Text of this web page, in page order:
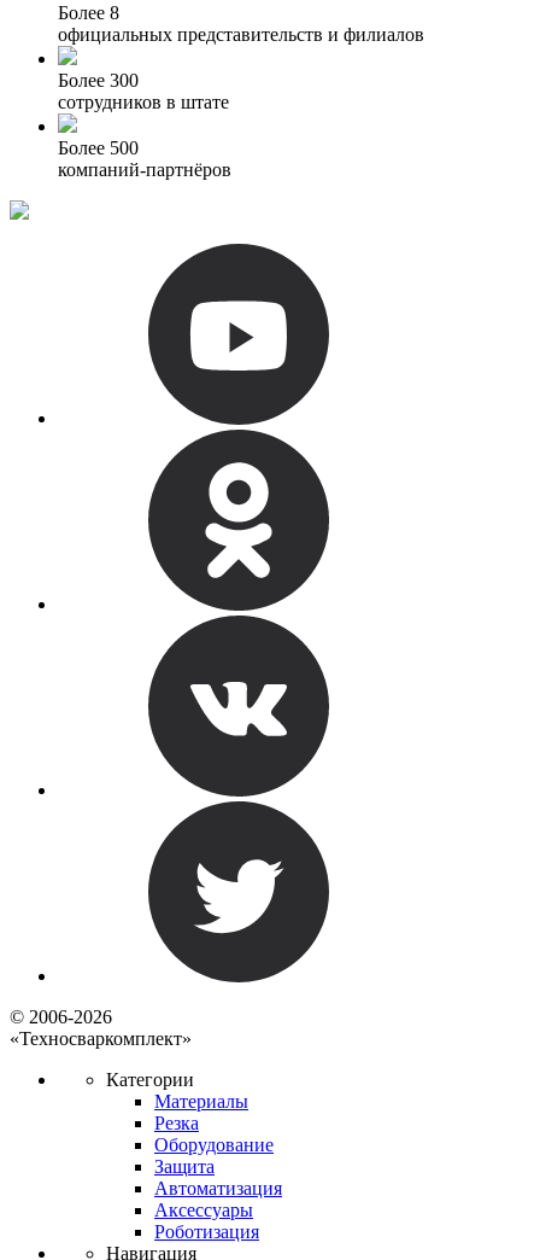
Более 8
официальных представительств и филиалов
Более 300
сотрудников в штате
Более 500
компаний-партнёров
© 2006-2026
«Техносваркомплект»
Категории
Материалы
Резка
Оборудование
Защита
Автоматизация
Аксессуары
Роботизация
Навигация